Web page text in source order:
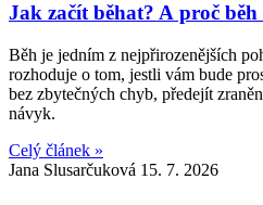
Jak začít běhat? A proč
Běh je jedním z nejpřirozenějších
rozhoduje o tom, jestli vám bude
bez zbytečných chyb, předejít
návyk.
Celý článek »
Jana Slusarčuková 15. 7. 2026